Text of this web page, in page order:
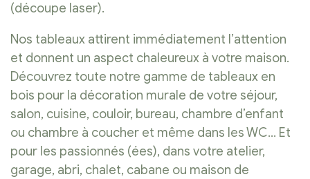
(découpe laser).
Nos tableaux attirent immédiatement l’attention
et donnent un aspect chaleureux à votre maison.
Découvrez toute notre gamme de tableaux en
bois pour la décoration murale de votre séjour,
salon, cuisine, couloir, bureau, chambre d’enfant
ou chambre à coucher et même dans les WC… Et
pour les passionnés (ées), dans votre atelier,
garage, abri, chalet, cabane ou maison de